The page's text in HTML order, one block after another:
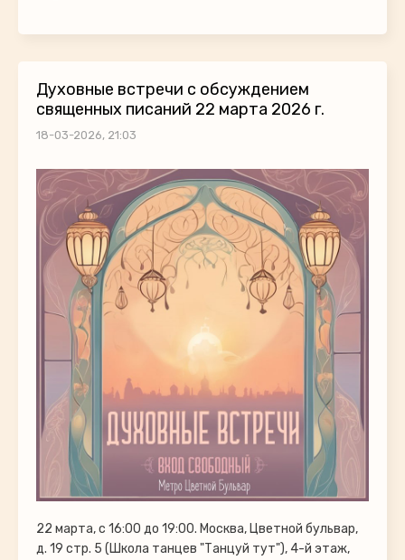
Духовные встречи с обсуждением
священных писаний 22 марта 2026 г.
18-03-2026, 21:03
22 марта, с 16:00 до 19:00. Москва, Цветной бульвар,
д. 19 стр. 5 (Школа танцев "Танцуй тут"), 4-й этаж,